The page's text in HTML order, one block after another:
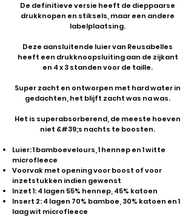
De definitieve versie heeft de dieppaarse
drukknopen en stiksels, maar een andere
labelplaatsing.
Deze aansluitende luier van Reusabelles
heeft een drukknoopsluiting aan de zijkant
en 4 x 3 standen voor de taille.
Super zacht en ontworpen met hard water in
gedachten, het blijft zacht was na was.
Het is superabsorberend, de meeste hoeven
niet &#39;s nachts te boosten.
Luier: 1 bamboevelours, 1 hennep en 1 witte
microfleece
Voorvak met opening voor boost of voor
inzetstukken indien gewenst
Inzet 1: 4 lagen 55% hennep, 45% katoen
Insert 2: 4 lagen 70% bamboe, 30% katoen en 1
laag wit microfleece